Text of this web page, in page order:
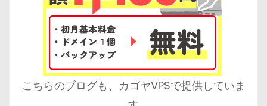
こちらのブログも、カゴヤVPSで提供していま